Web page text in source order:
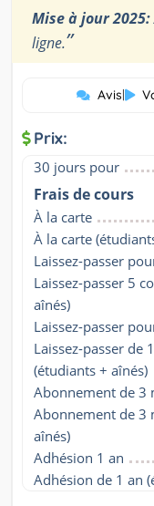
Mise à jour 2025:
ligne.”
Avis|
Prix:
30 jours pour
Frais de cours
À la carte
À la carte
Laissez-passer
Laissez-passer 5
aînés)
Laissez-passer
Laissez-passer de
(étudiants + aînés)
Abonnement de 3
Abonnement de 3
aînés)
Adhésion 1 an
Adhésion de 1 an